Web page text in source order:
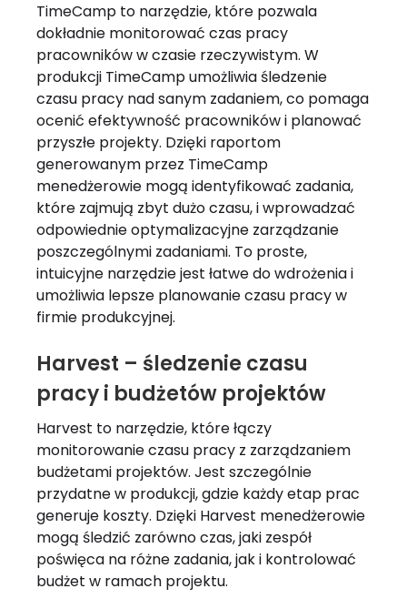
TimeCamp to narzędzie, które pozwala
dokładnie monitorować czas pracy
pracowników w czasie rzeczywistym. W
produkcji TimeCamp umożliwia śledzenie
czasu pracy nad sanym zadaniem, co pomaga
ocenić efektywność pracowników i planować
przyszłe projekty. Dzięki raportom
generowanym przez TimeCamp
menedżerowie mogą identyfikować zadania,
które zajmują zbyt dużo czasu, i wprowadzać
odpowiednie optymalizacyjne zarządzanie
poszczególnymi zadaniami. To proste,
intuicyjne narzędzie jest łatwe do wdrożenia i
umożliwia lepsze planowanie czasu pracy w
firmie produkcyjnej.
Harvest – śledzenie czasu
pracy i budżetów projektów
Harvest to narzędzie, które łączy
monitorowanie czasu pracy z zarządzaniem
budżetami projektów. Jest szczególnie
przydatne w produkcji, gdzie każdy etap prac
generuje koszty. Dzięki Harvest menedżerowie
mogą śledzić zarówno czas, jaki zespół
poświęca na różne zadania, jak i kontrolować
budżet w ramach projektu.